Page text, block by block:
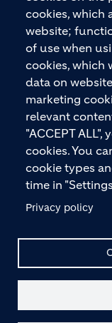
cookies, which
website;
of use when
cookies, which
data on
marketing
relevant
"ACCEPT
cookies. You
cookie types
time in
Privacy policy
gesamten
Boden bis zu
Premiummarken
ECOCycle und
Hinweis nach § 36